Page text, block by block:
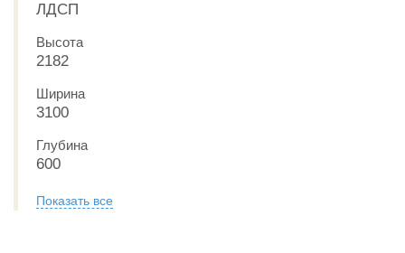
ЛДСП
Высота
2182
Ширина
3100
Глубина
600
Показать все